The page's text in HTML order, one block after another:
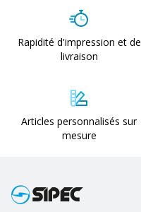
Rapidité d'impression et de
livraison
Articles personnalisés sur
mesure